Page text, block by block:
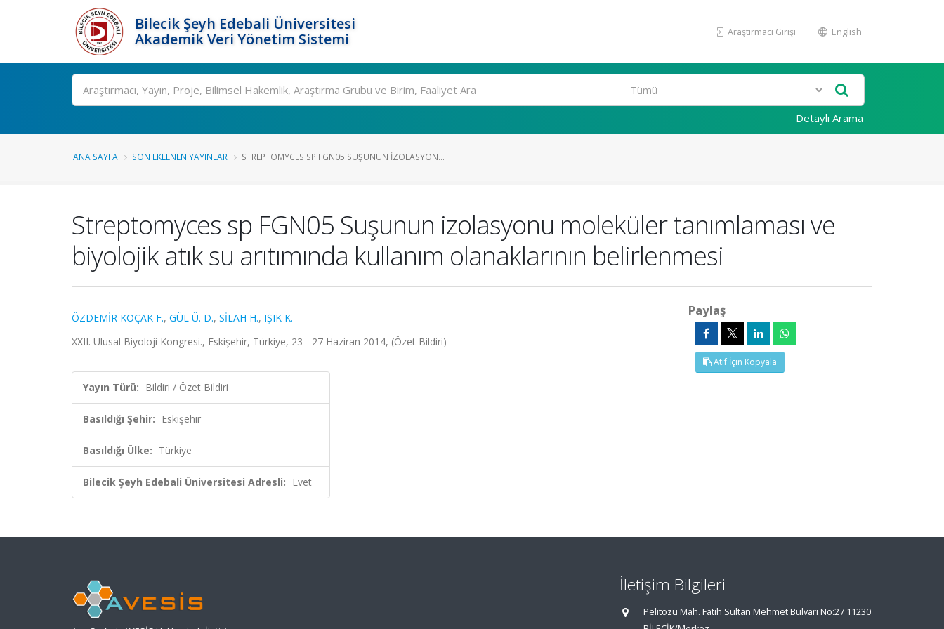
Bilecik Şeyh Edebali Üniversitesi
Akademik Veri Yönetim Sistemi
Araştırmacı Girişi English
Ara
Detaylı Arama
ANA SAYFA SON EKLENEN YAYINLAR STREPTOMYCES SP FGN05 SUŞUNUN IZOLASYON...
Streptomyces sp FGN05 Suşunun izolasyonu moleküler tanımlaması ve
biyolojik atık su arıtımında kullanım olanaklarının belirlenmesi
ÖZDEMİR KOÇAK F., GÜL Ü. D., SİLAH H., IŞIK K.
XXII. Ulusal Biyoloji Kongresi., Eskişehir, Türkiye, 23 - 27 Haziran 2014, (Özet Bildiri)
Yayın Türü: Bildiri / Özet Bildiri
Basıldığı Şehir: Eskişehir
Basıldığı Ülke: Türkiye
Bilecik Şeyh Edebali Üniversitesi Adresli: Evet
Paylaş
Atıf İçin Kopyala
İletişim Bilgileri
Pelitözü Mah. Fatih Sultan Mehmet Bulvarı No:27 11230